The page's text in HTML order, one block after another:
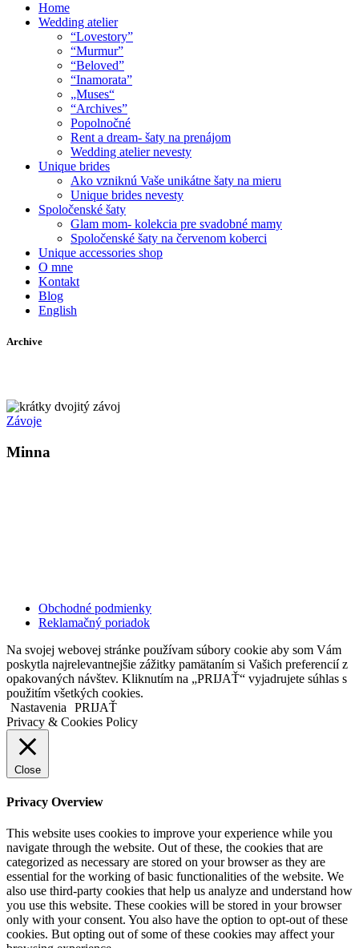
Home
Wedding atelier
“Lovestory”
“Murmur”
“Beloved”
“Inamorata”
„Muses“
“Archives”
Popolnočné
Rent a dream- šaty na prenájom
Wedding atelier nevesty
Unique brides
Ako vzniknú Vaše unikátne šaty na mieru
Unique brides nevesty
Spoločenské šaty
Glam mom- kolekcia pre svadobné mamy
Spoločenské šaty na červenom koberci
Unique accessories shop
O mne
Kontakt
Blog
English
Archive
Závoje
Minna
Obchodné podmienky
Reklamačný poriadok
Na svojej webovej stránke používam súbory cookie aby som Vám
poskytla najrelevantnejšie zážitky pamätaním si Vašich preferencií z
opakovaných návštev. Kliknutím na „PRIJAŤ“ vyjadrujete súhlas s
použitím všetkých cookies.
Nastavenia
PRIJAŤ
Privacy & Cookies Policy
Close
Privacy Overview
This website uses cookies to improve your experience while you
navigate through the website. Out of these, the cookies that are
categorized as necessary are stored on your browser as they are
essential for the working of basic functionalities of the website. We
also use third-party cookies that help us analyze and understand how
you use this website. These cookies will be stored in your browser
only with your consent. You also have the option to opt-out of these
cookies. But opting out of some of these cookies may affect your